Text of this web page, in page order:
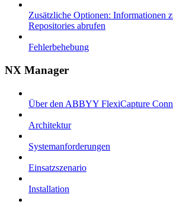
Zusätzliche Optionen: Informationen
Repositories abrufen
Fehlerbehebung
NX Manager
Über den ABBYY FlexiCapture
Architektur
Systemanforderungen
Einsatzszenario
Installation